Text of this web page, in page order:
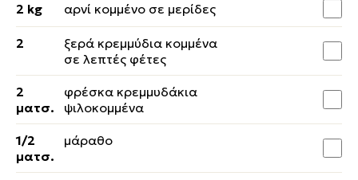
2 kg αρνί κομμένο σε μερίδες
2
ξερά κρεμμύδια κομμένα
σε λεπτές φέτες
2
ματσ.
φρέσκα κρεμμυδάκια
ψιλοκομμένα
1/2
ματσ.
μάραθο